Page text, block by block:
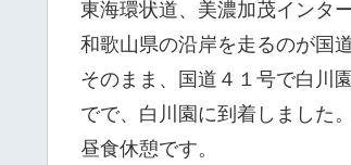
東海環状道、美濃加茂インタ
和歌山県の沿岸を走るのが国
そのまま、国道４１号で白川
でで、白川園に到着しました。
昼食休憩です。